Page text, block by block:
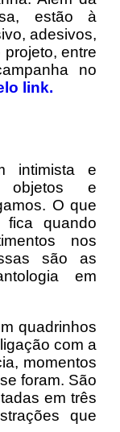
estão à
adesivos,
entre
no
link.
intimista e
objetos e
O que
quando
nos
são as
em
quadrinhos
com a
momentos
foram. São
em três
que